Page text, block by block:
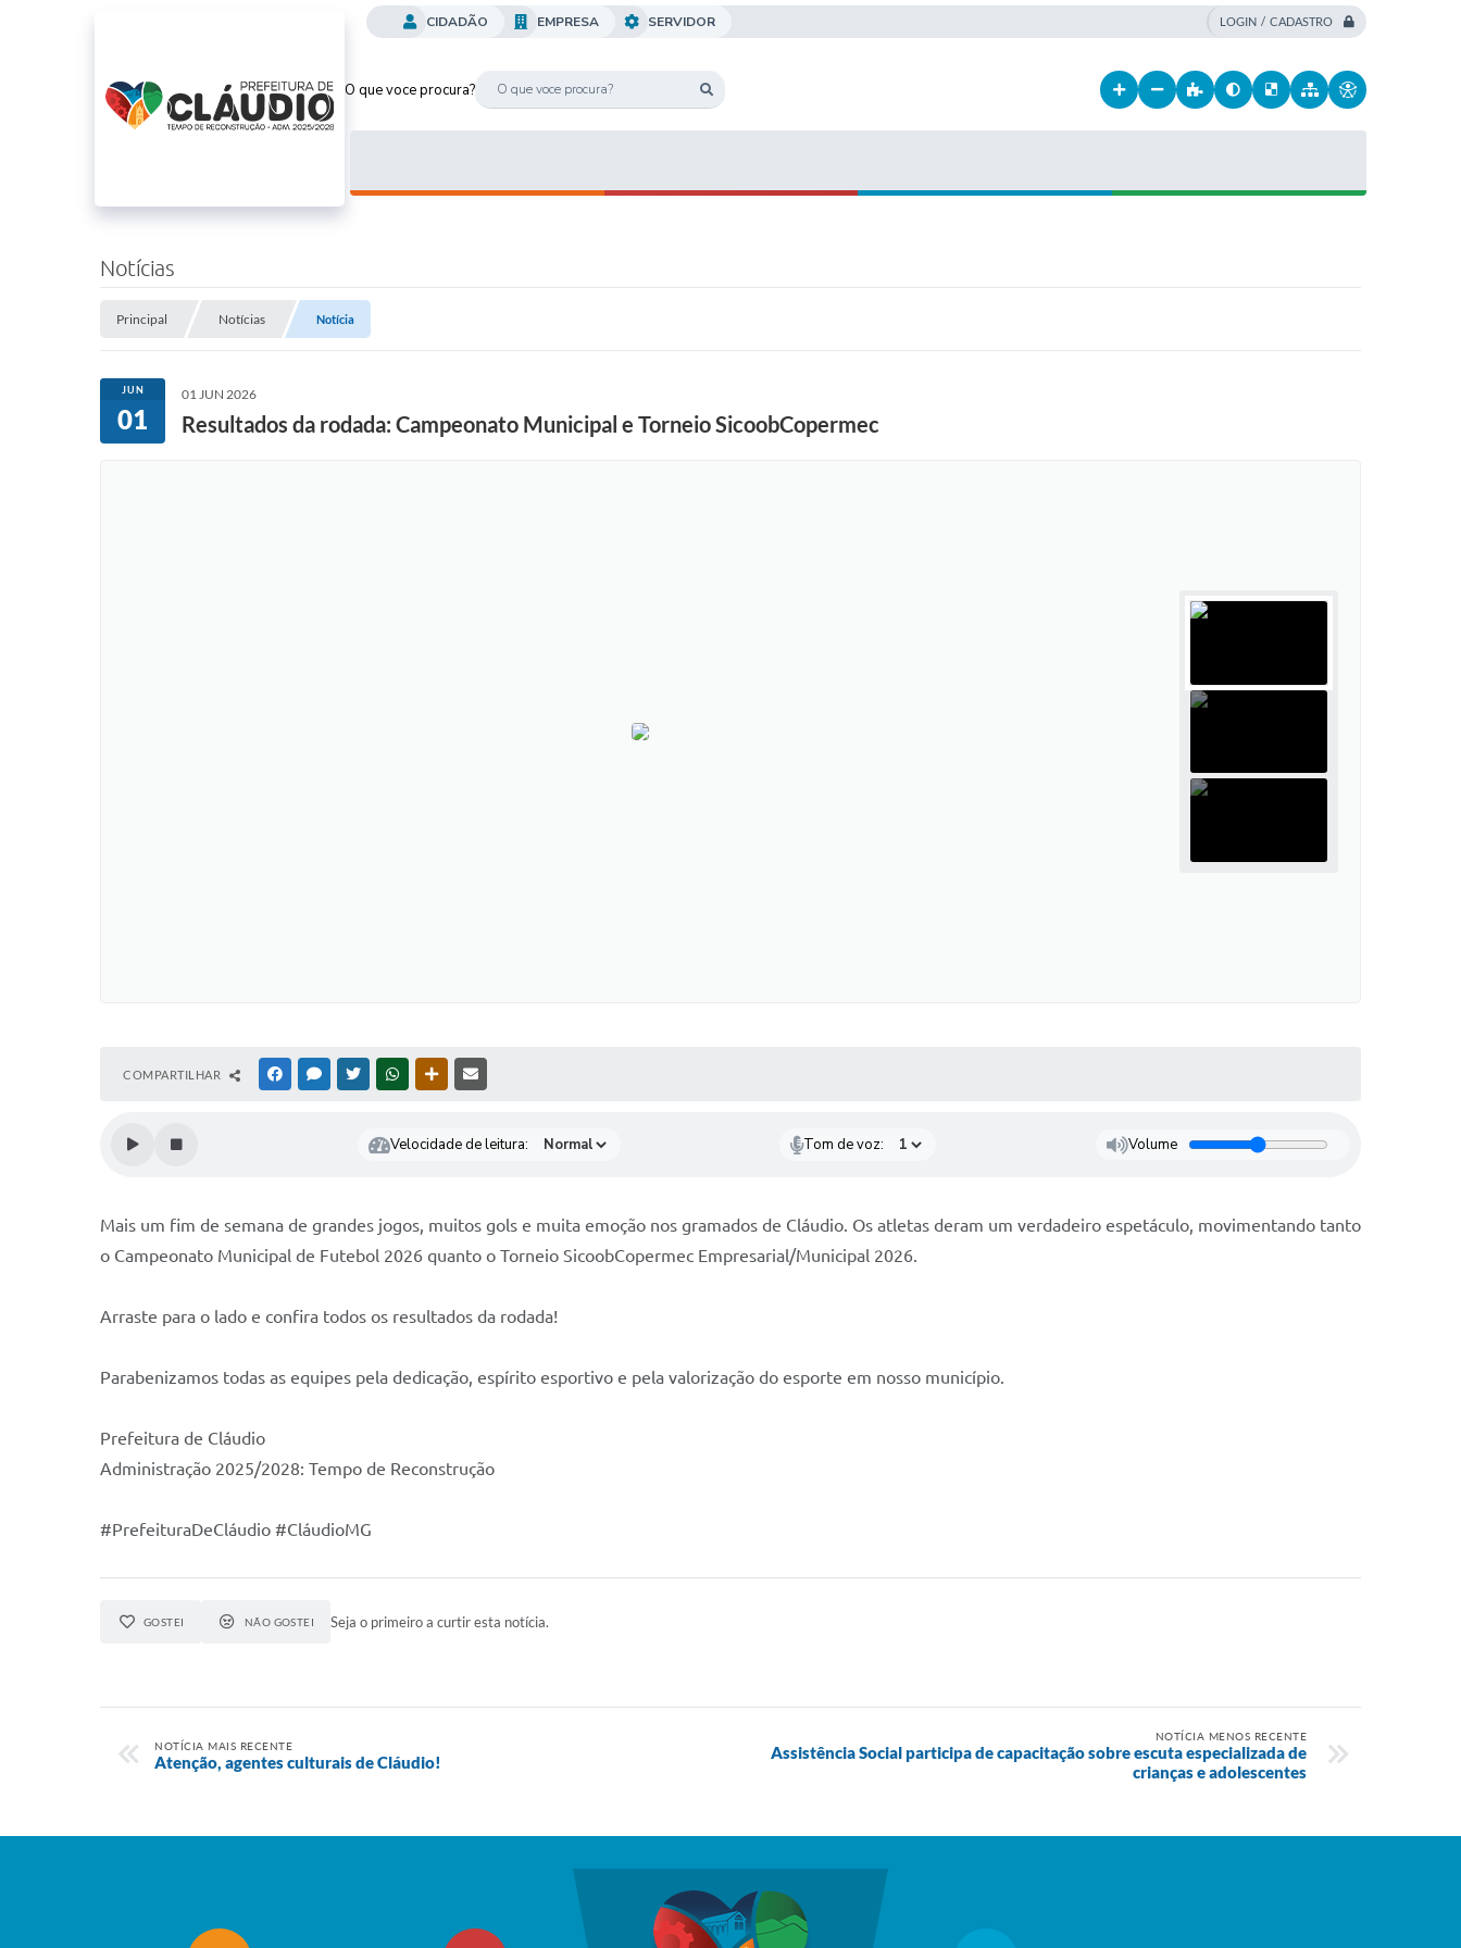
LOGIN / CADASTRO
O que voce procura?
CIDADÃO EMPRESA SERVIDOR
Notícias
Principal Notícias Notícia
JUN
01
01 JUN 2026
Resultados da rodada: Campeonato Municipal e Torneio SicoobCopermec
COMPARTILHAR FACEBOOKMESSENGER
TWITTERWHATSAPPOUTRAS MÍDIAS
Velocidade de leitura: Tom de voz: Volume
Mais um fim de semana de grandes jogos, muitos gols e muita emoção nos gramados de Cláudio. Os atletas deram um verdadeiro espetáculo, movimentando tanto
o Campeonato Municipal de Futebol 2026 quanto o Torneio SicoobCopermec Empresarial/Municipal 2026.
Arraste para o lado e confira todos os resultados da rodada!
Parabenizamos todas as equipes pela dedicação, espírito esportivo e pela valorização do esporte em nosso município.
Prefeitura de Cláudio
Administração 2025/2028: Tempo de Reconstrução
#PrefeituraDeCláudio #CláudioMG
GOSTEI NÃO GOSTEI Seja o primeiro a curtir esta notícia.
NOTÍCIA MAIS RECENTE
Atenção, agentes culturais de Cláudio!
NOTÍCIA MENOS RECENTE
Assistência Social participa de capacitação sobre escuta especializada de
crianças e adolescentes